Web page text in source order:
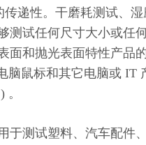
传递性。干磨耗测试、
测试任何尺寸大小或任
面和抛光表面特性产品
脑鼠标和其它电脑或 IT
。
于测试塑料、汽车配件